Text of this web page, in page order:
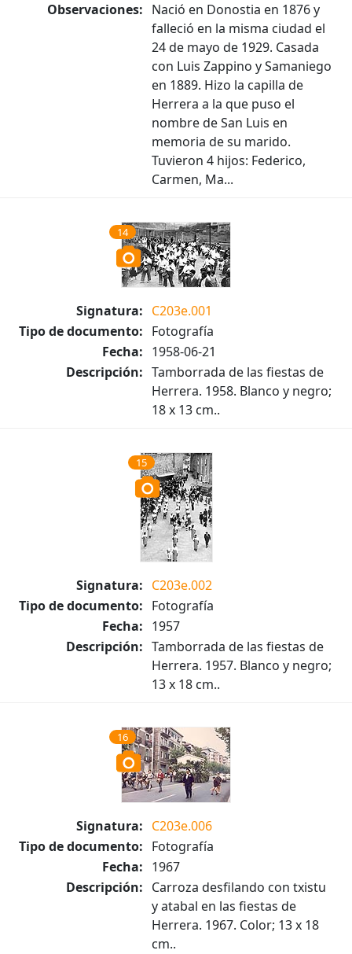
Observaciones: Nació en Donostia en 1876 y
falleció en la misma ciudad el
24 de mayo de 1929. Casada
con Luis Zappino y Samaniego
en 1889. Hizo la capilla de
Herrera a la que puso el
nombre de San Luis en
memoria de su marido.
Tuvieron 4 hijos: Federico,
Carmen, Ma...
14
Signatura: C203e.001
Tipo de documento: Fotografía
Fecha: 1958-06-21
Descripción: Tamborrada de las fiestas de
Herrera. 1958. Blanco y negro;
18 x 13 cm..
15
Signatura: C203e.002
Tipo de documento: Fotografía
Fecha: 1957
Descripción: Tamborrada de las fiestas de
Herrera. 1957. Blanco y negro;
13 x 18 cm..
16
Signatura: C203e.006
Tipo de documento: Fotografía
Fecha: 1967
Descripción: Carroza desfilando con txistu
y atabal en las fiestas de
Herrera. 1967. Color; 13 x 18
cm..